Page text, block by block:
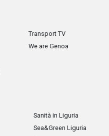
Transport TV
We are Genoa
Sanità in Liguria
Sea&Green Liguria